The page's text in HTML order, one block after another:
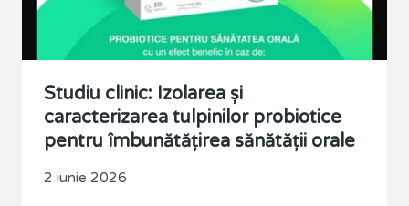
Studiu clinic: Izolarea și
caracterizarea tulpinilor probiotice
pentru îmbunătățirea sănătății orale
2 iunie 2026